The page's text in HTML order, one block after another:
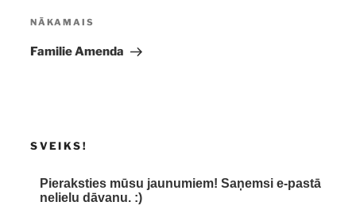
Nākamā
ziņa
NĀKAMAIS
Familie Amenda
SVEIKS!
Pieraksties mūsu jaunumiem! Saņemsi e-pastā
nelielu dāvanu. :)